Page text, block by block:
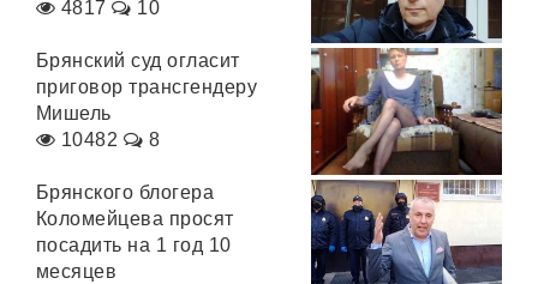
4817
10
Брянский суд огласит
приговор трансгендеру
Мишель
10482
8
Брянского блогера
Коломейцева просят
посадить на 1 год 10
месяцев